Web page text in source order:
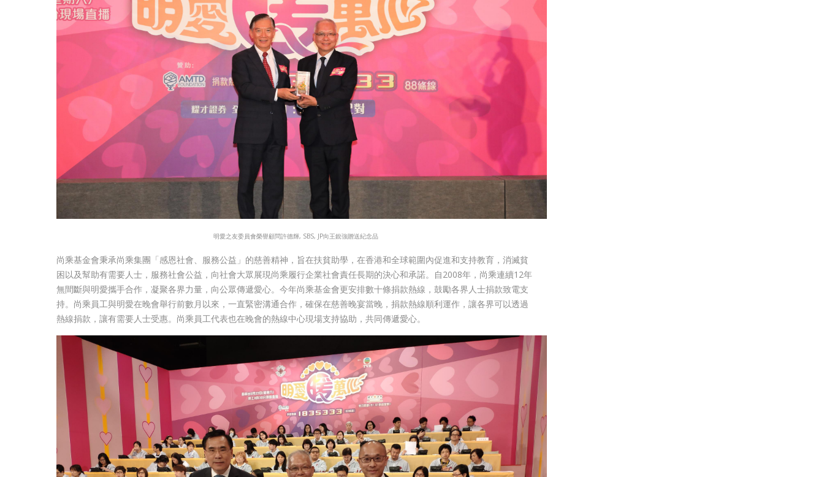
明愛之友委員會榮譽顧問許德輝, SBS, JP向王銳強贈送紀念品
尚乘基金會秉承尚乘集團「感恩社會、服務公益」的慈善精神，旨在扶貧助學，在香港和全球範圍內促進和支持教育，消滅貧
困以及幫助有需要人士，服務社會公益，向社會大眾展現尚乘履行企業社會責任長期的決心和承諾。自2008年，尚乘連續12年
無間斷與明愛攜手合作，凝聚各界力量，向公眾傳遞愛心。今年尚乘基金會更安排數十條捐款熱線，鼓勵各界人士捐款致電支
持。尚乘員工與明愛在晚會舉行前數月以來，一直緊密溝通合作，確保在慈善晚宴當晚，捐款熱線順利運作，讓各界可以透過
熱線捐款，讓有需要人士受惠。尚乘員工代表也在晚會的熱線中心現場支持協助，共同傳遞愛心。